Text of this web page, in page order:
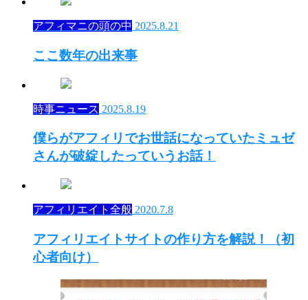
アフィマニの頭の中 2025.8.21
ここ数年の出来事
時事ニュース 2025.8.19
僕らがアフィリでお世話になっていたミュゼ
さんが破綻したっていうお話！
アフィリエイト全般 2020.7.8
アフィリエイトサイトの作り方を解説！（初
心者向け）